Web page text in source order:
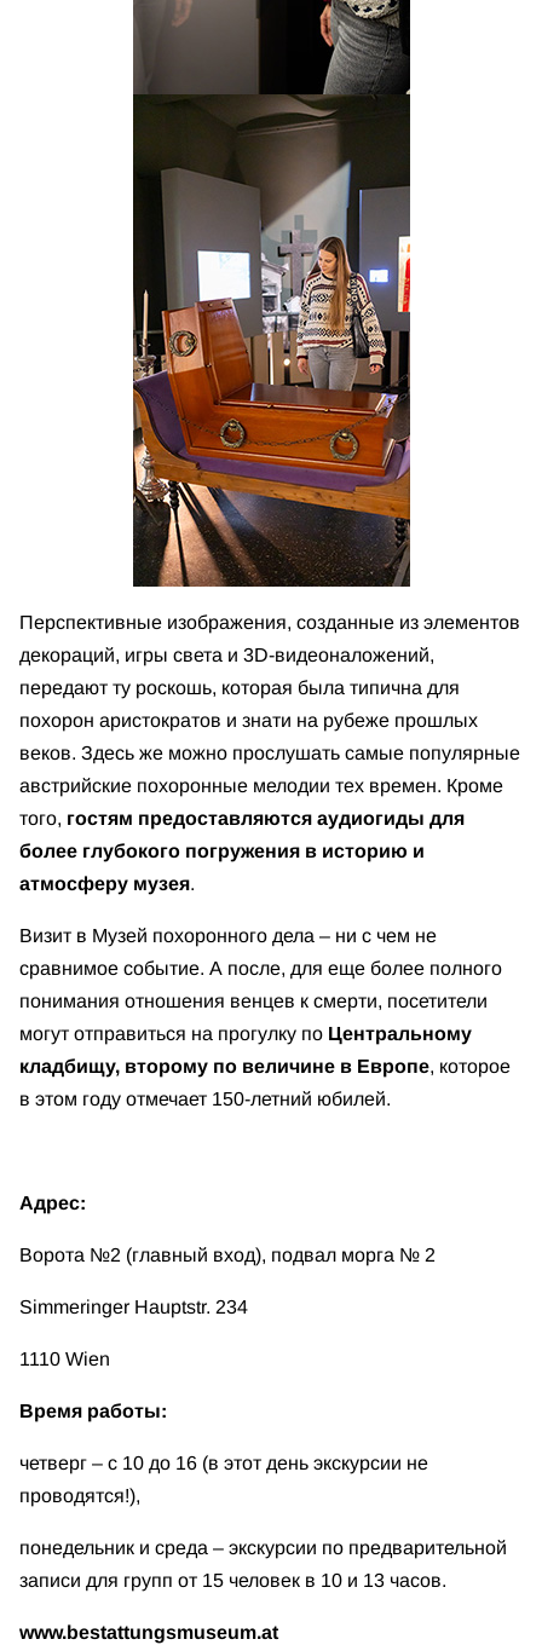
Перспективные изображения, созданные из элементов
декораций, игры света и 3D-видеоналожений,
передают ту роскошь, которая была типична для
похорон аристократов и знати на рубеже прошлых
веков. Здесь же можно прослушать самые популярные
австрийские похоронные мелодии тех времен. Кроме
того, гостям предоставляются аудиогиды для
более глубокого погружения в историю и
атмосферу музея.
Визит в Музей похоронного дела – ни с чем не
сравнимое событие. А после, для еще более полного
понимания отношения венцев к смерти, посетители
могут отправиться на прогулку по Центральному
кладбищу, второму по величине в Европе, которое
в этом году отмечает 150-летний юбилей.
Адрес:
Ворота №2 (главный вход), подвал морга № 2
Simmeringer Hauptstr. 234
1110 Wien
Время работы:
четверг – с 10 до 16 (в этот день экскурсии не
проводятся!),
понедельник и среда – экскурсии по предварительной
записи для групп от 15 человек в 10 и 13 часов.
www.bestattungsmuseum.at